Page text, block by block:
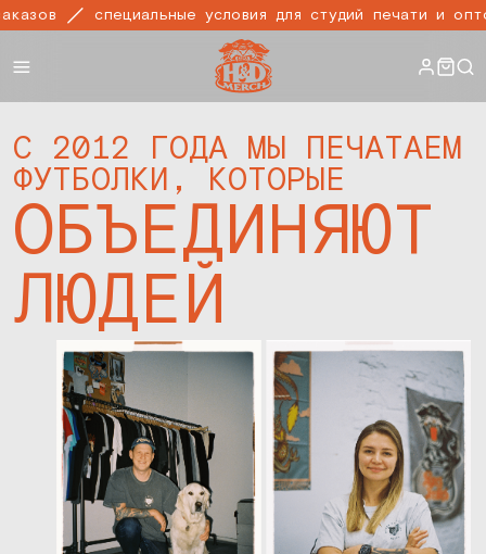
специальные условия для студий печати и оптовых
ФУТБОЛКИ, КОТОРЫЕ
ОБЪЕДИНЯЮТ
ЛЮДЕЙ
ДИМА ДАША